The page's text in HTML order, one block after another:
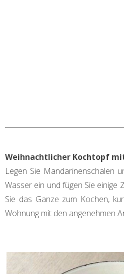
Weihnachtlicher Kochtopf
Legen Sie Mandarinenschalen
Wasser ein und fügen Sie einige
Sie das Ganze zum Kochen,
Wohnung mit den angenehmen